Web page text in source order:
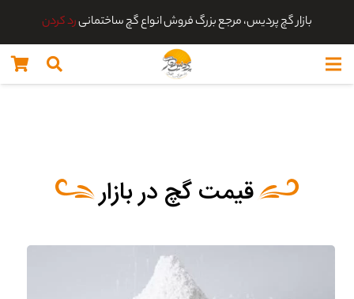
بازار گچ پردیس، مرجع بزرگ فروش انواع گچ ساختمانیرد کردن
قیمت گچ در بازار